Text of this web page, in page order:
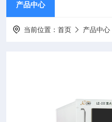
产品中心
当前位置：首页 产品中心